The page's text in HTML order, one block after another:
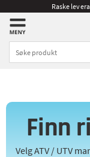
Raske
Finn
Velg ATV / UTV